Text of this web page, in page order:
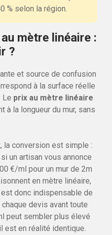
% selon la région.
mètre linéaire :
?
et source de confusion
à la surface réelle
Le prix au mètre linéaire
à la longueur du mur, sans
, la conversion est simple :
un artisan vous annonce
€/ml pour un mur de 2m
en mètre linéaire,
donc indispensable de
devis avant toute
peut sembler plus élevé
est en réalité identique.